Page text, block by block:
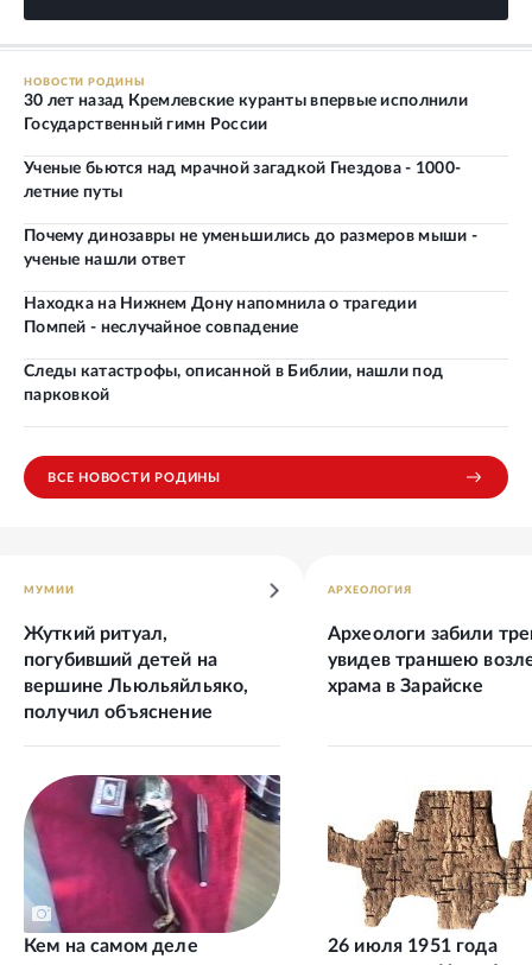
НОВОСТИ РОДИНЫ
30 лет назад Кремлевские куранты впервые исполнили
Государственный гимн России
Ученые бьются над мрачной загадкой Гнездова - 1000-
летние путы
Почему динозавры не уменьшились до размеров мыши -
ученые нашли ответ
Находка на Нижнем Дону напомнила о трагедии
Помпей - неслучайное совпадение
Следы катастрофы, описанной в Библии, нашли под
парковкой
ВСЕ НОВОСТИ РОДИНЫ
МУМИИ
Жуткий ритуал,
погубивший детей на
вершине Льюльяйльяко,
получил объяснение
Кем на самом деле
АРХЕОЛОГИЯ
Археологи забили
увидев траншею
храма в Зарайске
26 июля 1951 года